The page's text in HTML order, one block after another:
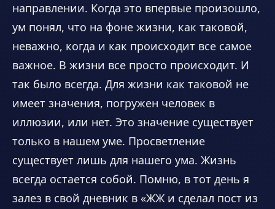
направлении. Когда это впервые произошло,
ум понял, что на фоне жизни, как таковой,
неважно, когда и как происходит все самое
важное. В жизни все просто происходит. И
так было всегда. Для жизни как таковой не
имеет значения, погружен человек в
иллюзии, или нет. Это значение существует
только в нашем уме. Просветление
существует лишь для нашего ума. Жизнь
всегда остается собой. Помню, в тот день я
залез в свой дневник в «ЖЖ и сделал пост из